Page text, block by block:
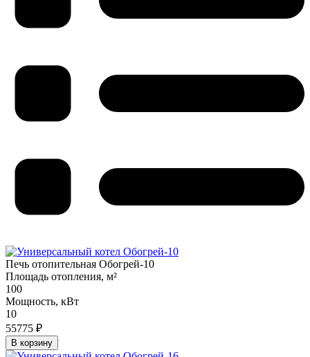
Печь отопительная Обогрей-10
Площадь отопления, м²
100
Мощность, кВт
10
55775 ₽
В корзину